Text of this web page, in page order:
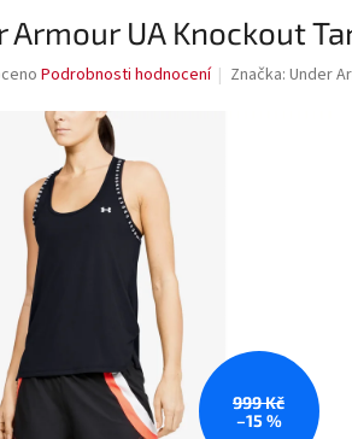
Armour UA Knockout
Podrobnosti hodnocení Značka:Under
999 Kč
–15 %